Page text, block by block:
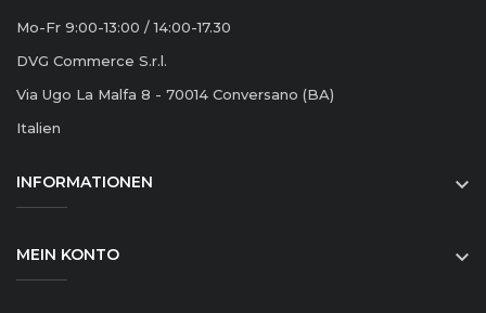
Mo-Fr 9:00-13:00 / 14:00-17.30
DVG Commerce S.r.l.
Via Ugo La Malfa 8 - 70014 Conversano (BA)
Italien
INFORMATIONEN 
MEIN KONTO 